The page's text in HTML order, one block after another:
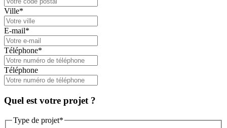
Ville*
E-mail*
Téléphone*
Téléphone
Quel est votre projet ?
Type de projet*